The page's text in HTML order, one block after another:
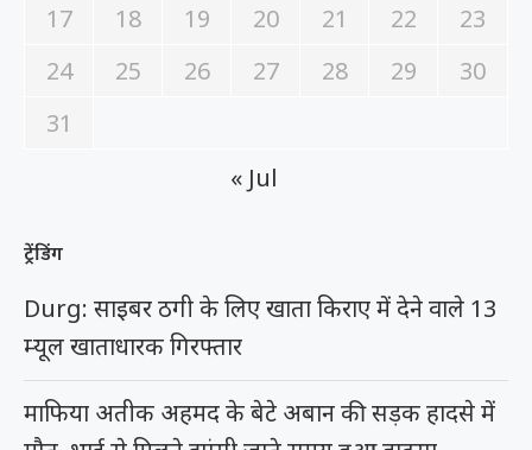
17
18 19 20 21 22
23
24
25 26 27 28 29
30
31
« Jul
ट्रेंडिंग
Durg: साइबर ठगी के लिए खाता किराए में देने वाले 13
म्यूल खाताधारक गिरफ्तार
माफिया अतीक अहमद के बेटे अबान की सड़क हादसे में